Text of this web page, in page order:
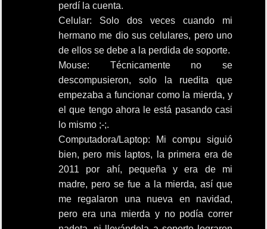
perdí la cuenta.
Celular: Solo dos veces cuando mi
hermano me dio sus celulares, pero uno
de ellos se debe a la perdida de soporte.
Mouse: Técnicamente no se
descompusieron, solo la ruedita que
empezaba a funcionar como la mierda, y
el que tengo ahora le está pasando casi
lo mismo ;-;.
Computadora/Laptop: Mi compu siguió
bien, pero mis laptos, la primera era de
2011 por ahí, pequeña y era de mi
madre, pero se fue a la mierda, así que
me regalaron una nueva en navidad,
pero era una mierda y no podía correr